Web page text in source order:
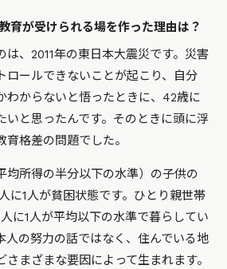
育が受けられる場を作った理由は？
は、2011年の東日本大震災です。災害
ロールできないことが起こり、自分
わからないと悟ったときに、42歳に
いと思ったんです。そのときに頭に浮
格差の問題でした。
均所得の半分以下の水準）の子供の
に1人が貧困状態です。ひとり親世帯
に1人が平均以下の水準で暮らしてい
人の努力の話ではなく、住んでいる地
まざまな要因によって生まれます。